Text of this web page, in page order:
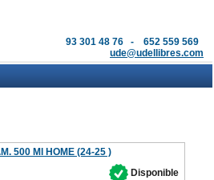
93 301 48 76 - 652 559 569
ude@udellibres.com
500 Ml HOME (24-25 )
Disponible